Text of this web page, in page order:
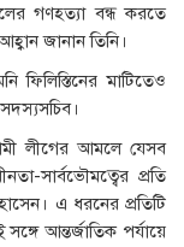
গণহত্যা বন্ধ করতে
জানান তিনি।
ফিলিস্তিনের মাটিতেও
লীগের আমলে যেসব
সার্বভৌমত্বের প্রতি
এ ধরনের প্রতিটি
আন্তর্জাতিক পর্যায়ে